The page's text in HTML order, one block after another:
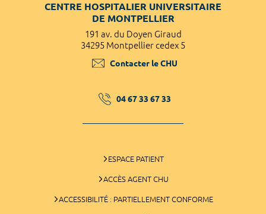
CENTRE HOSPITALIER UNIVERSITAIRE
DE MONTPELLIER
191 av. du Doyen Giraud
34295 Montpellier cedex 5
Contacter le CHU
04 67 33 67 33
ESPACE PATIENT
ACCÈS AGENT CHU
ACCESSIBILITÉ : PARTIELLEMENT CONFORME